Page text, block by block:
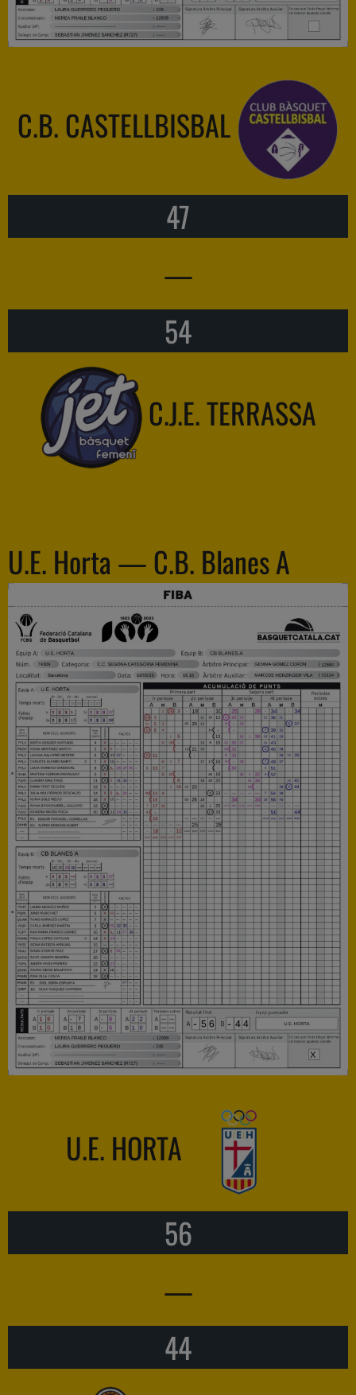
C.B. CASTELLBISBAL
47
—
54
C.J.E. TERRASSA
U.E. Horta — C.B. Blanes A
U.E. HORTA
56
—
44